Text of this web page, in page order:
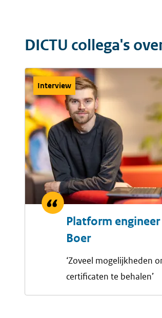
DICTU collega's
Interview
Platform engineer
Boer
‘Zoveel mogelijkheden
certificaten te behalen’